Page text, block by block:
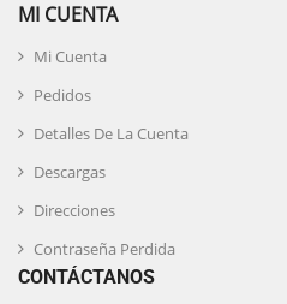
MI CUENTA
Mi Cuenta
Pedidos
Detalles De La Cuenta
Descargas
Direcciones
Contraseña Perdida
CONTÁCTANOS